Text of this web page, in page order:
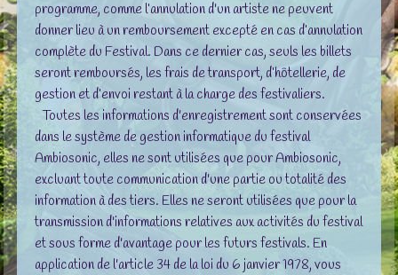
programme, comme l’annulation d'un artiste ne peuvent
donner lieu à un remboursement excepté en cas d’annulation
complète du Festival. Dans ce dernier cas, seuls les billets
seront remboursés, les frais de transport, d’hôtellerie, de
gestion et d’envoi restant à la charge des festivaliers.
Toutes les informations d'enregistrement sont conservées
dans le système de gestion informatique du festival
Ambiosonic, elles ne sont utilisées que pour Ambiosonic,
excluant toute communication d'une partie ou totalité des
information à des tiers. Elles ne seront utilisées que pour la
transmission d'informations relatives aux activités du festival
et sous forme d'avantage pour les futurs festivals. En
application de l'article 34 de la loi du 6 janvier 1978, vous